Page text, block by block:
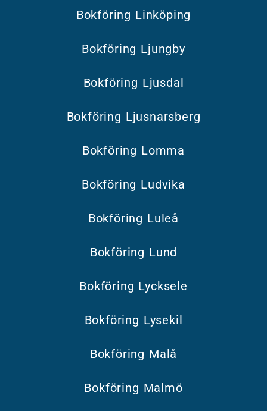
Bokföring Linköping
Bokföring Ljungby
Bokföring Ljusdal
Bokföring Ljusnarsberg
Bokföring Lomma
Bokföring Ludvika
Bokföring Luleå
Bokföring Lund
Bokföring Lycksele
Bokföring Lysekil
Bokföring Malå
Bokföring Malmö